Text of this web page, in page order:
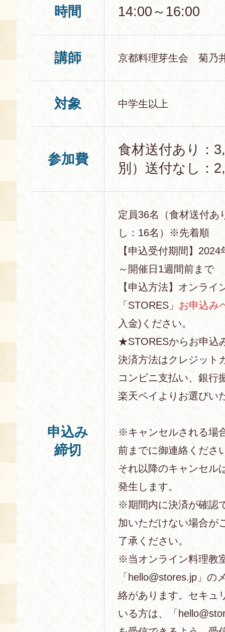
時間 14:00～16:00
講師 京都料理芽生会 菊乃
対象 中学生以上
参加費
食材送付あり：
別）送付なし：
申込み
締切
定員36名（食材送付あ
し：16名）※先着順
【申込受付期間】
～開催日1週間前まで
【申込方法】オンライ
「STORES」 お申込み
入金)ください。
★STORESからお申込
決済方法はクレジット
コンビニ支払い、銀行
楽天ペイよりお選びい
※キャンセルされる場
前までに御連絡くださ
それ以降のキャンセル
発生します。
※期間内に決済が確認
加いただけない場合が
了承ください。
※当オンライン料理教
「hello@stores.jp」の
絡があります。セキュ
いる方は、「